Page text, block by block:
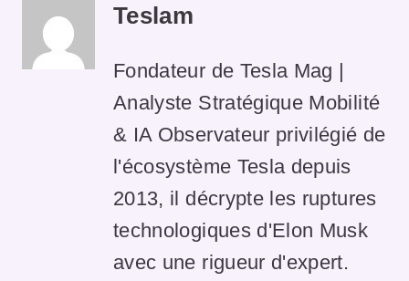
Teslam
Fondateur de Tesla Mag |
Analyste Stratégique Mobilité
& IA Observateur privilégié de
l'écosystème Tesla depuis
2013, il décrypte les ruptures
technologiques d'Elon Musk
avec une rigueur d'expert.